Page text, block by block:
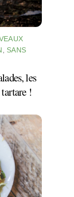
, SANS
les
!